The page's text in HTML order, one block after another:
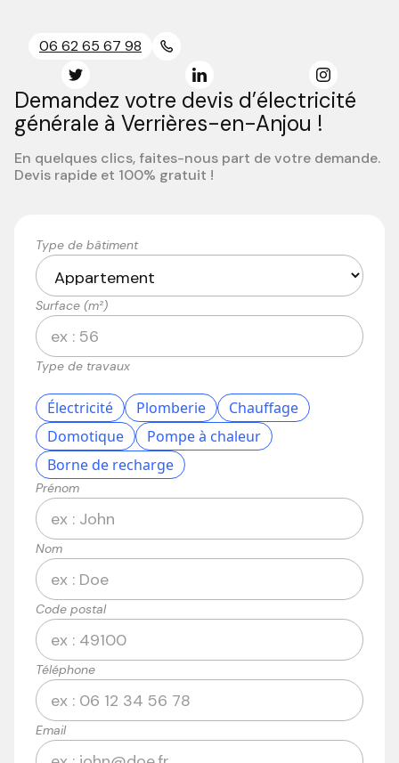
06 62 65 67 98
Demandez votre devis d’électricité
générale à Verrières-en-Anjou !
En quelques clics, faites-nous part de votre demande.
Devis rapide et 100% gratuit !
Type de bâtiment
Surface (m²)
Type de travaux
Électricité Plomberie
Chauffage
Domotique
Pompe à chaleur
Borne de recharge
Prénom
Nom
Code postal
Téléphone
Email